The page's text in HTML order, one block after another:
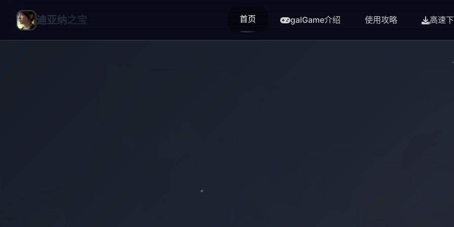
迪亚纳之宝 首页 galGame介绍 使用攻略 高速